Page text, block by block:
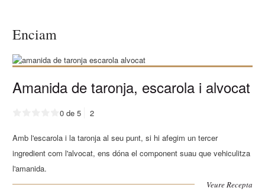
Enciam
Amanida de taronja, escarola i alvocat
0 de 5 2
Amb l'escarola i la taronja al seu punt, si hi afegim un tercer
ingredient com l'alvocat, ens dóna el component suau que vehiculitza
l'amanida.
Veure Recepta